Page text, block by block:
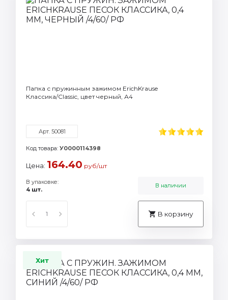
Папка с пружинным зажимом ErichKrause
Классика/Classic, цвет черный, А4
Арт. 50081
Код товара: У0000114398
Цена: 164.40 руб/шт
В упаковке:
4 шт.
В наличии
В корзину
Хит